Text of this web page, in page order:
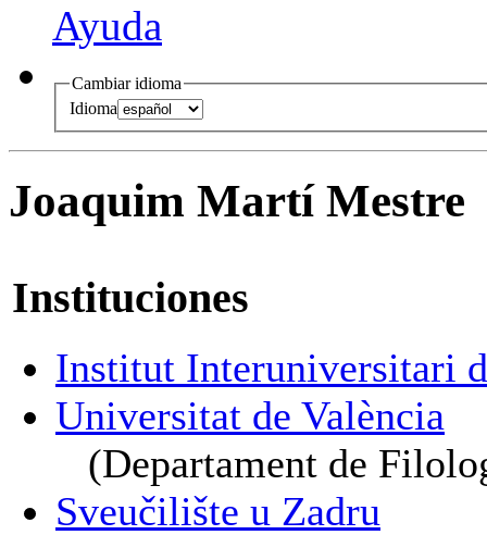
Ayuda
Cambiar idioma
Idioma
Joaquim Martí Mestre
Instituciones
Institut Interuniversitari
Universitat de València
(Departament de
Sveučilište u Zadru